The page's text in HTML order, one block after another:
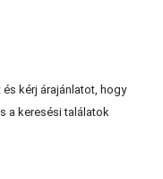
kérj árajánlatot, hogy
a keresési találatok